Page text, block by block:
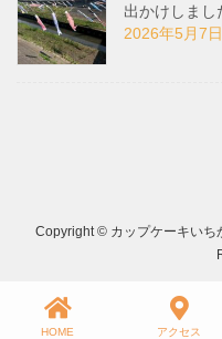
出かけしまし
2026年5月7日
Copyright © カップケーキいち
HOME アクセス